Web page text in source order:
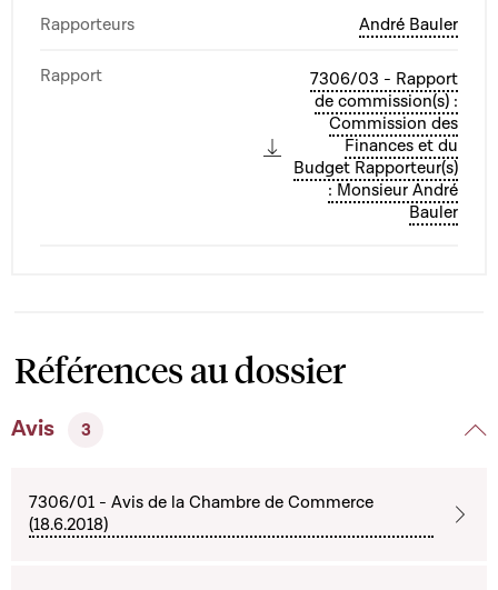
Rapporteurs André Bauler
Rapport
7306/03 - Rapport
de commission(s) :
Commission des
Finances et du
Budget Rapporteur(s)
: Monsieur André
Bauler
Références au dossier
Avis 3
7306/01 - Avis de la Chambre de Commerce
(18.6.2018)